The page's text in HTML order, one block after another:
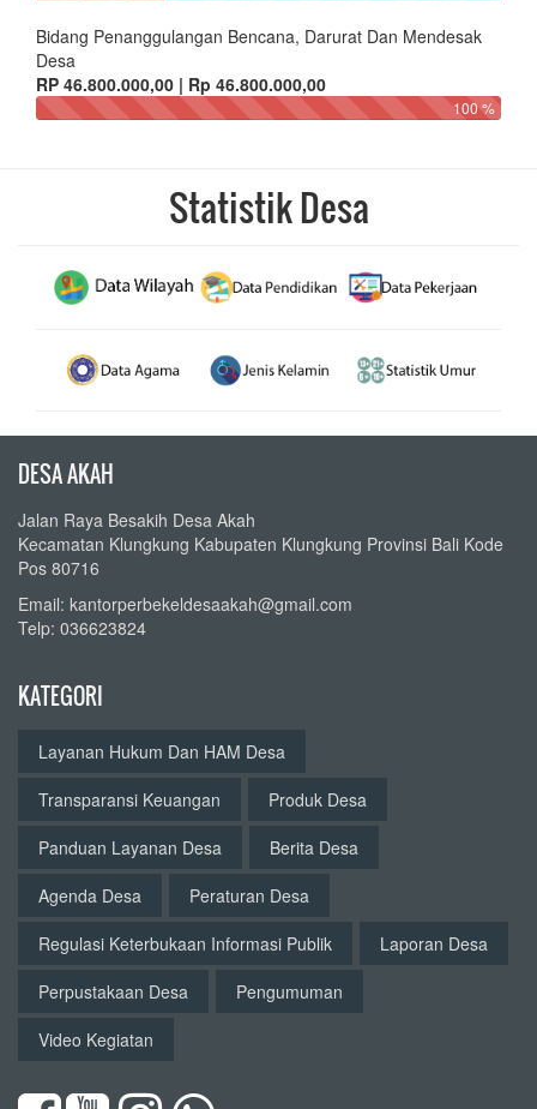
Bidang Penanggulangan Bencana, Darurat Dan Mendesak
Desa
RP 46.800.000,00 | Rp 46.800.000,00
100 %
Statistik Desa
DESA AKAH
Jalan Raya Besakih Desa Akah
Kecamatan Klungkung Kabupaten Klungkung Provinsi Bali Kode
Pos 80716
Email: kantorperbekeldesaakah@gmail.com
Telp: 036623824
KATEGORI
Layanan Hukum Dan HAM Desa
Transparansi Keuangan
Produk Desa
Panduan Layanan Desa
Berita Desa
Agenda Desa
Peraturan Desa
Regulasi Keterbukaan Informasi Publik
Laporan Desa
Perpustakaan Desa
Pengumuman
Video Kegiatan